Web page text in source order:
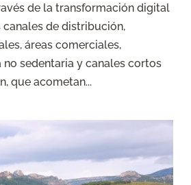
de la transformación digital
de distribución,
áreas comerciales,
no sedentaria y canales cortos
que acometan...